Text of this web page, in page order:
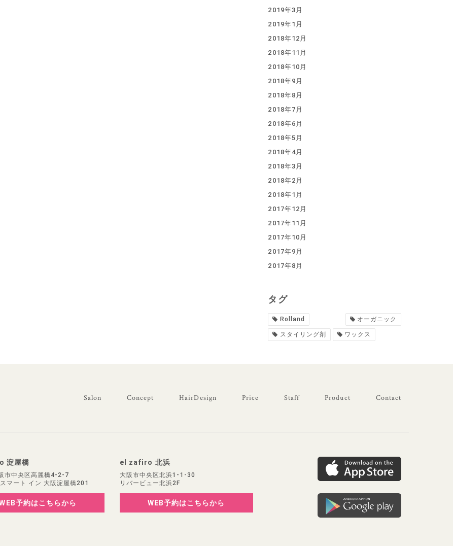
2019年3月
2019年1月
2018年12月
2018年11月
2018年10月
2018年9月
2018年8月
2018年7月
2018年6月
2018年5月
2018年4月
2018年3月
2018年2月
2018年1月
2017年12月
2017年11月
2017年10月
2017年9月
2017年8月
タグ
Rolland オーガニック
スタイリング剤 ワックス
Salon Concept HairDesign Price Staff Product Contact
淀屋橋
市中央区高麗橋4-2-7
マート イン 大阪淀屋橋201
予約はこちらから
el zafiro 北浜
大阪市中央区北浜1-1-30
リバービュー北浜2F
WEB予約はこちらから